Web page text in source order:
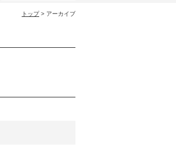
トップ> アーカイブ